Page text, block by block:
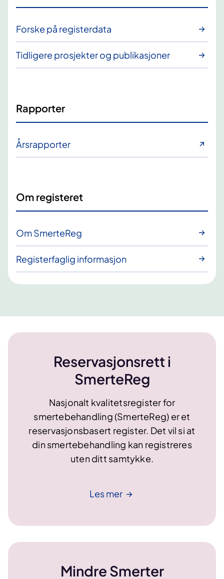
Forske på registerdata
Tidligere prosjekter og publikasjoner
Rapporter
Årsrapporter
Om registeret
Om SmerteReg
Registerfaglig informasjon
Reservasjonsrett i
SmerteReg
Nasjonalt kvalitetsregister for
smertebehandling (SmerteReg) er et
reservasjonsbasert register. Det vil si at
din smertebehandling kan registreres
uten ditt samtykke.
Lesmer
Mindre Smerter